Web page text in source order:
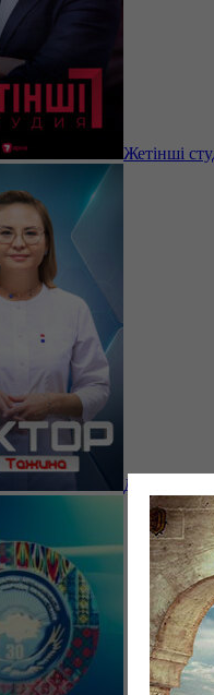
Жетінші
Доктор